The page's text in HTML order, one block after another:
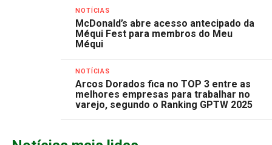
NOTÍCIAS
McDonald’s abre acesso antecipado da
Méqui Fest para membros do Meu
Méqui
NOTÍCIAS
Arcos Dorados fica no TOP 3 entre as
melhores empresas para trabalhar no
varejo, segundo o Ranking GPTW 2025